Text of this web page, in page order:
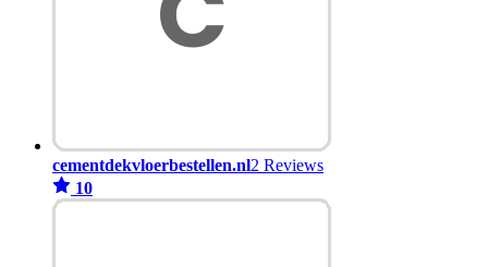
cementdekvloerbestellen.nl2 Reviews
10